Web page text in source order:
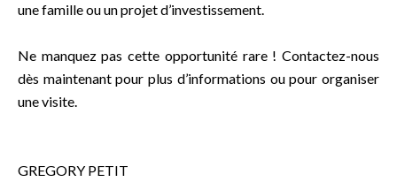
une famille ou un projet d’investissement.
Ne manquez pas cette opportunité rare ! Contactez-nous
dès maintenant pour plus d’informations ou pour organiser
une visite.
GREGORY PETIT